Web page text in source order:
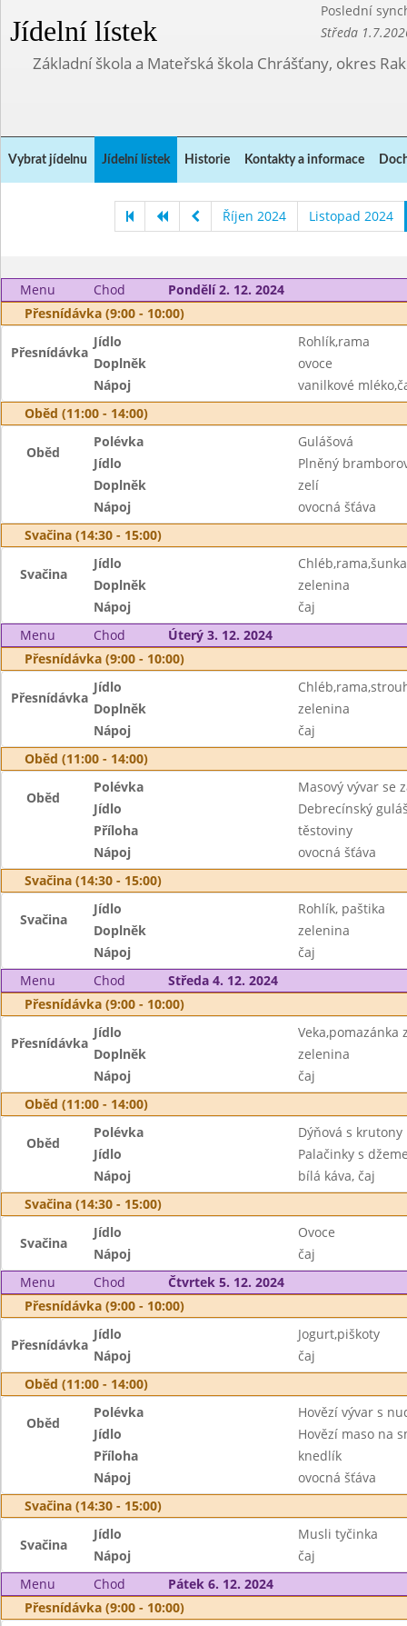
Jídelní lístek
Poslední
Středa
Základní škola a Mateřská škola Chrášťany, okres
Vybrat jídelnu Jídelní lístek Historie Kontakty a informace
Říjen 2024 Listopad 2024
Menu Chod
Pondělí 2. 12. 2024
Přesnídávka (9:00 - 10:00)
Přesnídávka
Jídlo
Rohlík,rama
Doplněk
ovoce
Nápoj
vanilkové
Oběd (11:00 - 14:00)
Oběd
Polévka
Gulášová
Jídlo
Plněný
Doplněk
zelí
Nápoj
ovocná šťáva
Svačina (14:30 - 15:00)
Svačina
Jídlo
Chléb,rama,šunka
Doplněk
zelenina
Nápoj
čaj
Menu
Chod
Úterý 3. 12. 2024
Přesnídávka (9:00 - 10:00)
Přesnídávka
Jídlo
Doplněk
zelenina
Nápoj
čaj
Oběd (11:00 - 14:00)
Oběd
Polévka
Masový vývar se
Jídlo
Debrecínský
Příloha
těstoviny
Nápoj
ovocná šťáva
Svačina (14:30 - 15:00)
Svačina
Jídlo
Rohlík, paštika
Doplněk
zelenina
Nápoj
čaj
Menu
Chod
Středa 4. 12. 2024
Přesnídávka (9:00 - 10:00)
Přesnídávka
Jídlo
Veka,pomazánka
Doplněk
zelenina
Nápoj
čaj
Oběd (11:00 - 14:00)
Oběd
Polévka
Dýňová s krutony
Jídlo
Palačinky s
Nápoj
bílá káva, čaj
Svačina (14:30 - 15:00)
Svačina
Jídlo
Ovoce
Nápoj
čaj
Menu
Chod
Čtvrtek 5. 12. 2024
Přesnídávka (9:00 - 10:00)
Přesnídávka
Jídlo
Jogurt,piškoty
Nápoj
čaj
Oběd (11:00 - 14:00)
Oběd
Polévka
Hovězí vývar s
Jídlo
Hovězí maso na
Příloha
knedlík
Nápoj
ovocná šťáva
Svačina (14:30 - 15:00)
Svačina
Jídlo
Musli tyčinka
Nápoj
čaj
Menu
Chod
Pátek 6. 12. 2024
Přesnídávka (9:00 - 10:00)